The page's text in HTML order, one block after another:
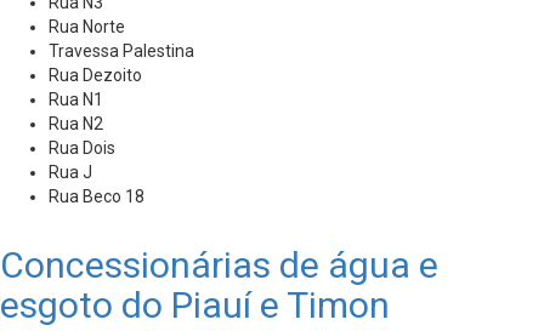
Rua Norte
Travessa Palestina
Rua Dezoito
Rua N1
Rua N2
Rua Dois
Rua J
Rua Beco 18
Concessionárias de água e
esgoto do Piauí e Timon